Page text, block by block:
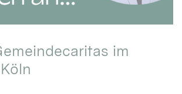
im